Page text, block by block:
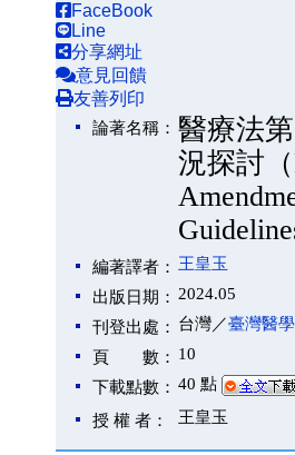
FaceBook
Line
分享網址
意見回饋
友善列印
論著名稱： 醫療法
況探討（
編著譯者： 王皇玉
出版日期： 2024.05
刊登出處： 台灣／臺灣醫學
頁 數： 10
下載點數： 40 點
授 權 者： 王皇玉